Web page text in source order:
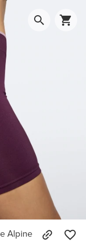
Alpine